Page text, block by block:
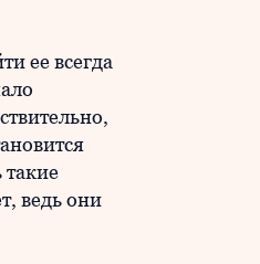
ее всегда
ведь они